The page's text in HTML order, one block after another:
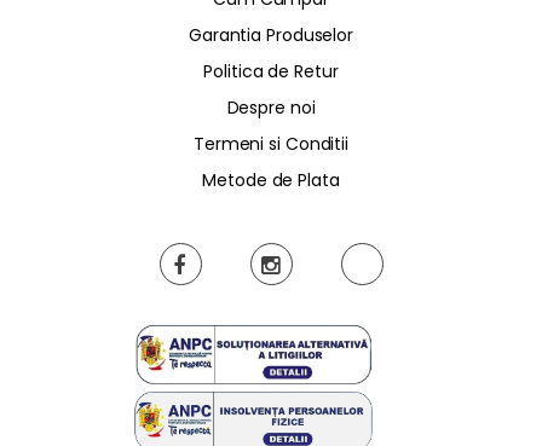
Garantia Produselor
Politica de Retur
Despre noi
Termeni si Conditii
Metode de Plata